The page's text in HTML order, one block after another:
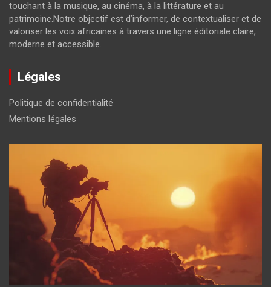
touchant à la musique, au cinéma, à la littérature et au
patrimoine.Notre objectif est d’informer, de contextualiser et de
valoriser les voix africaines à travers une ligne éditoriale claire,
moderne et accessible.
Légales
Politique de confidentialité
Mentions légales